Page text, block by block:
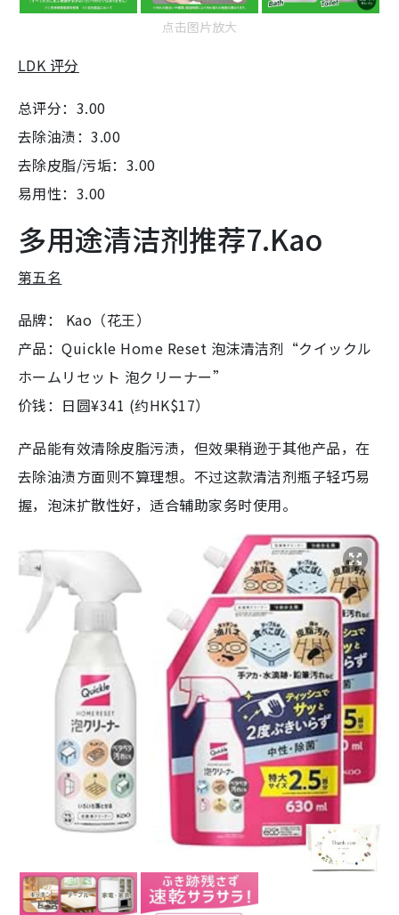
点击图片放大
LDK 评分
总评分：3.00
去除油渍：3.00
去除皮脂/污垢：3.00
易用性：3.00
多用途清洁剂推荐7.Kao
第五名
品牌： Kao（花王）
产品：Quickle Home Reset 泡沫清洁剂“クイックル
ホームリセット 泡クリーナー”
价钱：日圆¥341 (约HK$17）
产品能有效清除皮脂污渍，但效果稍逊于其他产品，在
去除油渍方面则不算理想。不过这款清洁剂瓶子轻巧易
握，泡沫扩散性好，适合辅助家务时使用。